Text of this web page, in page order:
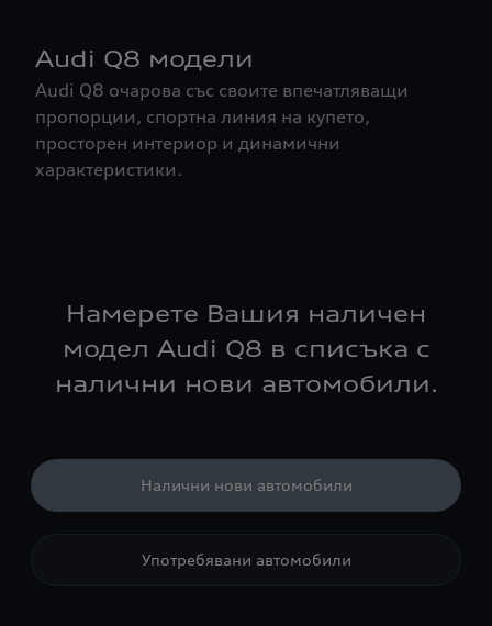
Audi Q8 модели
Audi Q8 очарова със своите впечатляващи
пропорции, спортна линия на купето,
просторен интериор и динамични
характеристики.
Намерете Вашия наличен
модел Audi Q8 в списъка с
налични нови автомобили.
Налични нови автомобили
Употребявани автомобили